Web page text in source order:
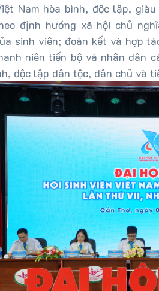
Nam hòa bình, độc lập,
định hướng xã hội chủ
sinh viên; đoàn kết và hợp
niên tiến bộ và nhân dân
độc lập dân tộc, dân chủ và